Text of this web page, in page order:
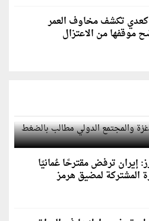
كعدي تكشف مخاوف العمر
موقفها من الاعتزال
غزة والمجتمع الدولي مطالب
إيران ترفض مقترحًا عُمانيًا
المشتركة لمضيق هرمز